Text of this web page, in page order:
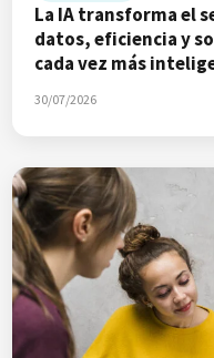
La IA transforma el
datos, eficiencia y
cada vez más
30/07/2026